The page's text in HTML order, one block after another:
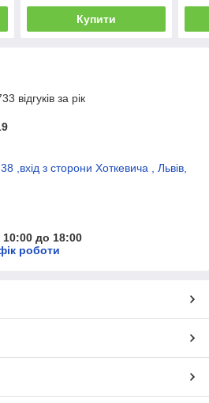
Купити
відгуків за рік
,вхід з сторони Хоткевича , Львів,
до 18:00
роботи